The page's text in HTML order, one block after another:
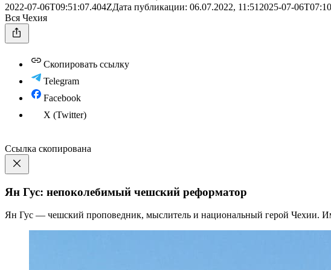
2022-07-06T09:51:07.404ZДата публикации: 06.07.2022, 11:51 2025-07-
Вся Чехия
Скопировать ссылку
Telegram
Facebook
X (Twitter)
Ссылка скопирована
Ян Гус: непоколебимый чешский реформатор
Ян Гус — чешский проповедник, мыслитель и национальный герой Чехии.